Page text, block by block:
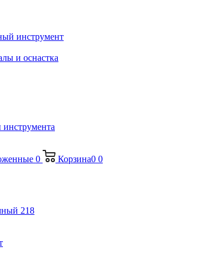
инструмент
и оснастка
0 Корзина0 0
218